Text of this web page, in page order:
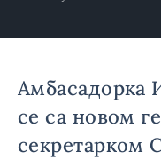
Амбасадорка
се са новом
секретарком